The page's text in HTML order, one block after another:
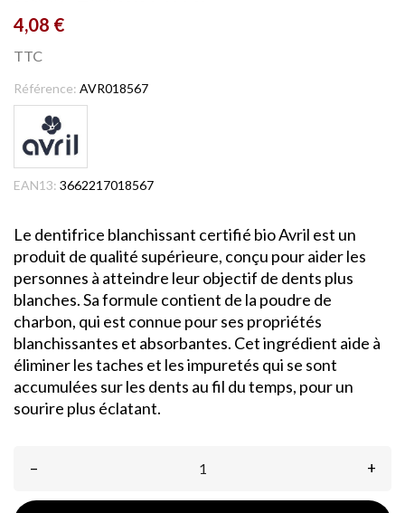
4,08 €
TTC
Référence: AVR018567
EAN13: 3662217018567
Le dentifrice blanchissant certifié bio Avril est un
produit de qualité supérieure, conçu pour aider les
personnes à atteindre leur objectif de dents plus
blanches. Sa formule contient de la poudre de
charbon, qui est connue pour ses propriétés
blanchissantes et absorbantes. Cet ingrédient aide à
éliminer les taches et les impuretés qui se sont
accumulées sur les dents au fil du temps, pour un
sourire plus éclatant.
– +